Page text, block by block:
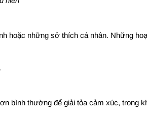
hoặc những sở thích cá nhân. Những
bình thường để giải tỏa cảm xúc, trong